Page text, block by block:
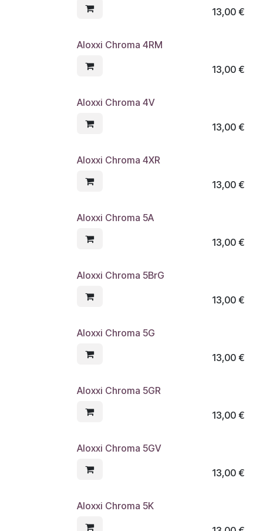
13,00€
Aloxxi Chroma 4RM
13,00€
Aloxxi Chroma 4V
13,00€
Aloxxi Chroma 4XR
13,00€
Aloxxi Chroma 5A
13,00€
Aloxxi Chroma 5BrG
13,00€
Aloxxi Chroma 5G
13,00€
Aloxxi Chroma 5GR
13,00€
Aloxxi Chroma 5GV
13,00€
Aloxxi Chroma 5K